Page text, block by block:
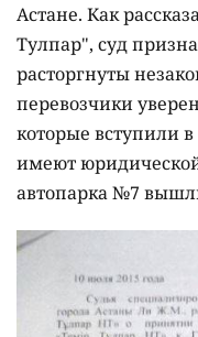
Астане. Как
Тулпар", суд
расторгнуты
перевозчики
которые вступили
имеют
автопарка №7